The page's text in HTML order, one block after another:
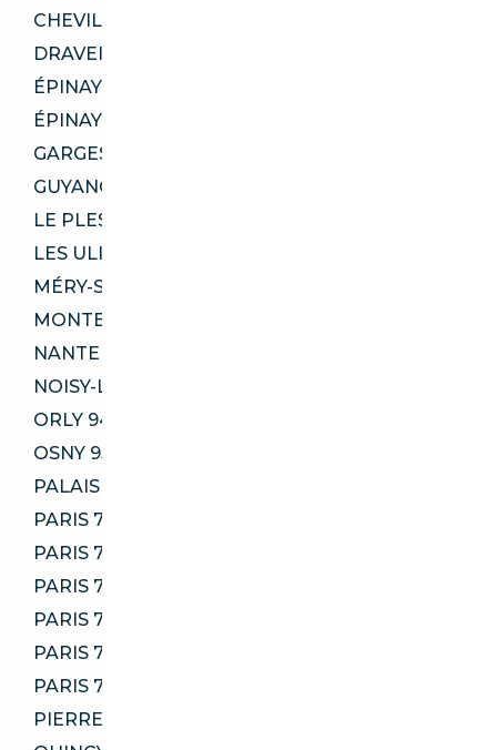
CHEVILLY-LARUE 94550
DRAVEIL 91210
ÉPINAY-SUR-ORGE 91360
ÉPINAY-SUR-SEINE 93800
GARGES-LÈS-GONESSE 95140
GUYANCOURT 78280
LE PLESSIS-ROBINSON 92350
LES ULIS 91940
MÉRY-SUR-OISE 95540
MONTESSON 78360
NANTERRE 92000
NOISY-LE-GRAND 93160
ORLY 94310
OSNY 95520
PALAISEAU 91120
PARIS 75006
PARIS 75007
PARIS 75011
PARIS 75015
PARIS 75018
PARIS 75020
PIERRELAYE 95480